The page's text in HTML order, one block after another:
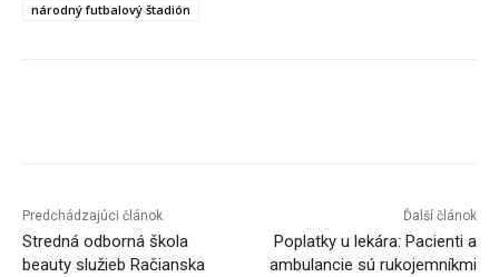
národný futbalový štadión
Predchádzajúci článok
Stredná odborná škola
beauty služieb Račianska
Ďalší článok
Poplatky u lekára: Pacienti a
ambulancie sú rukojemníkmi